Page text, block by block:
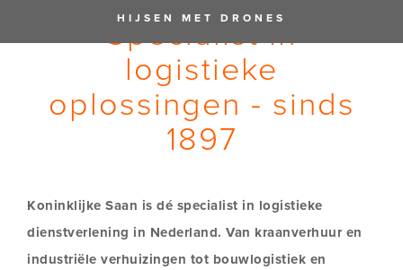
HIJSEN MET DRONES
Specialist in
logistieke
oplossingen - sinds
1897
Koninklijke Saan is dé specialist in logistieke
dienstverlening in Nederland. Van kraanverhuur en
industriële verhuizingen tot bouwlogistiek en